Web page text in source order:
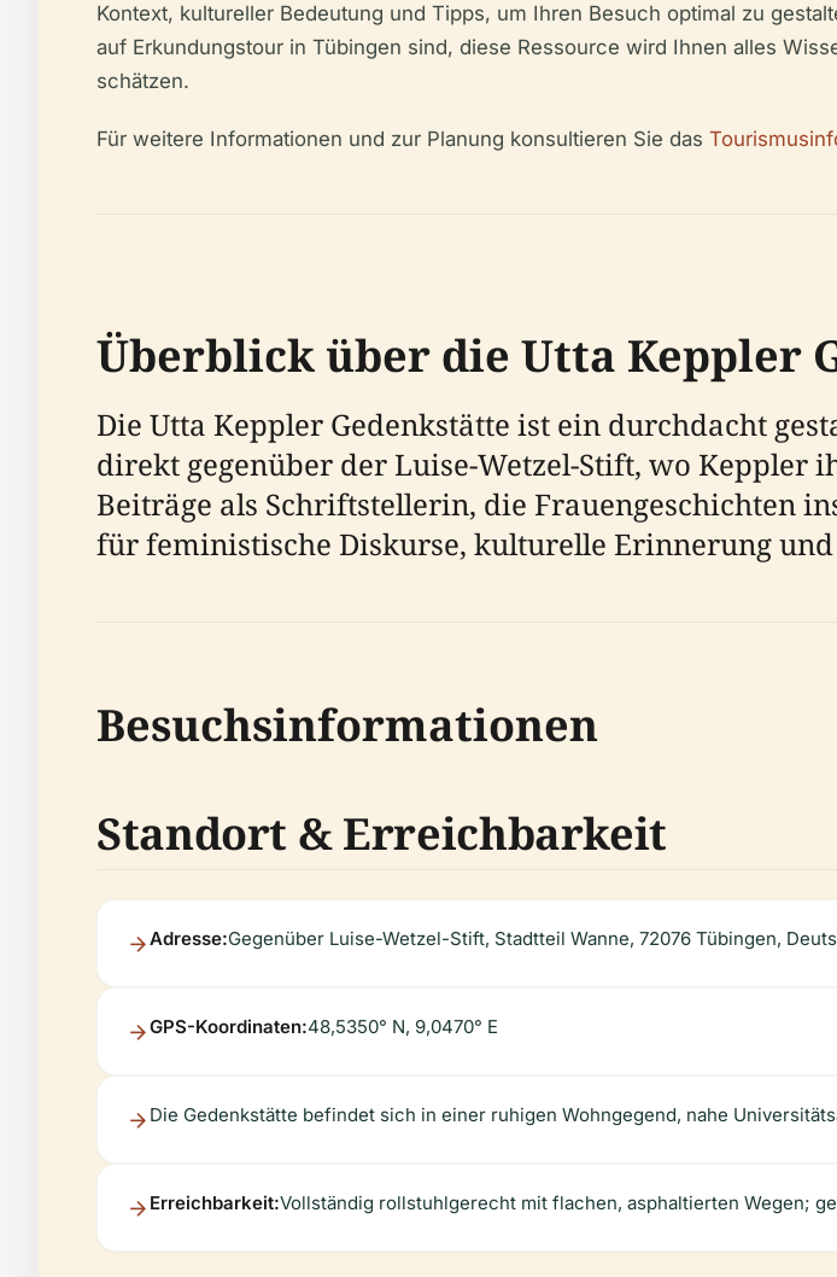
Kontext, kultureller Bedeutung und Tipps, um Ihren Besuch optimal zu
auf Erkundungstour in Tübingen sind, diese Ressource wird Ihnen alles
schätzen.
Für weitere Informationen und zur Planung konsultieren Sie das
Überblick über die Utta Keppler
Die Utta Keppler Gedenkstätte ist ein durchdacht
direkt gegenüber der Luise-Wetzel-Stift, wo Keppler
Beiträge als Schriftstellerin, die Frauengeschichten
für feministische Diskurse, kulturelle Erinnerung
Besuchsinformationen
Standort & Erreichbarkeit
Adresse:Gegenüber Luise-Wetzel-Stift, Stadtteil Wanne, 72076 Tübingen,
GPS-Koordinaten:48,5350° N, 9,0470° E
Die Gedenkstätte befindet sich in einer ruhigen Wohngegend, nahe
Erreichbarkeit:Vollständig rollstuhlgerecht mit flachen, asphaltierten Wegen;